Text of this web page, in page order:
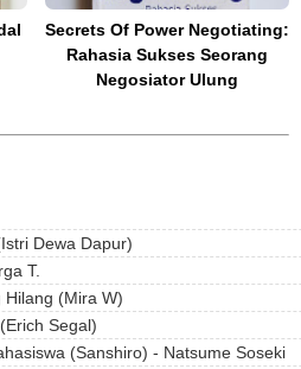
Secrets Of Power Negotiating:
Rahasia Sukses Seorang
Negosiator Ulung
Dewa Dapur)
T.
Hilang (Mira W)
Segal)
(Sanshiro) - Natsume Soseki